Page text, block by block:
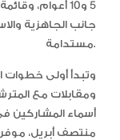
جانب الجاهزية
مستدامة.
وتبدأ أولى خطوات
ومقابلات مع
أسماء المشاركين
منتصف أبريل،